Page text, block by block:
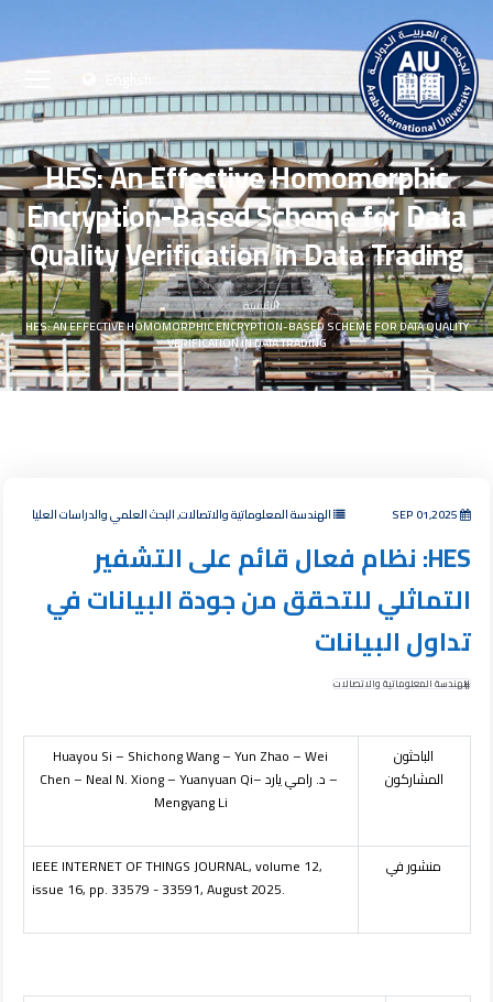
HES: An Effective Homomorphic
Encryption-Based Scheme for Data
Quality Verification in Data Trading
الرئيسية
HES: AN EFFECTIVE HOMOMORPHIC ENCRYPTION-BASED SCHEME FOR DATA QUALITY
VERIFICATION IN DATA TRADING
الهندسة المعلوماتية والاتصالات, البحث العلمي والدراسات العليا
HES: نظام فعال قائم على التشفير
التماثلي للتحقق من جودة البيانات في
تداول البيانات
الهندسة المعلوماتية والاتصالات
الباحثون
المشاركون
Huayou Si– Shichong Wang–Yun Zhao–Wei
Chen– Neal N. Xiong–Yuanyuan Qi– د. رامي يارد –
Mengyang Li
منشور في
IEEE INTERNET OF THINGS JOURNAL, volume 12,
issue 16, pp. 33579 - 33591, August 2025.